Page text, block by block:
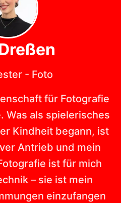
- Foto
für Fotografie
Was als spielerisches
Kindheit begann, ist
Antrieb und mein
ist für mich
– sie ist mein
einzufangen